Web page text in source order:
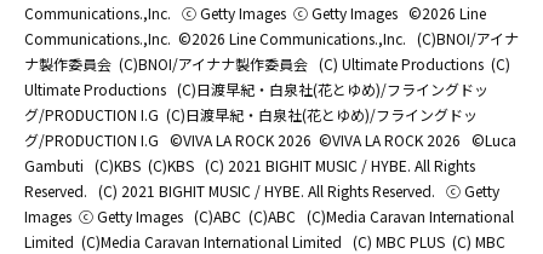
Communications.,Inc. ⓒ Getty Images ⓒ Getty Images ©2026 Line
Communications.,Inc. ©2026 Line Communications.,Inc. (C)BNOI/アイナ
ナ製作委員会 (C)BNOI/アイナナ製作委員会 (C) Ultimate Productions (C)
Ultimate Productions (C)日渡早紀・白泉社(花とゆめ)/フライングドッ
グ/PRODUCTION I.G (C)日渡早紀・白泉社(花とゆめ)/フライングドッ
グ/PRODUCTION I.G ©️VIVA LA ROCK 2026 ©️VIVA LA ROCK 2026 ©Luca
Gambuti (C)KBS (C)KBS (C) 2021 BIGHIT MUSIC / HYBE. All Rights
Reserved. (C) 2021 BIGHIT MUSIC / HYBE. All Rights Reserved. ⓒ Getty
Images ⓒ Getty Images (C)ABC (C)ABC (C)Media Caravan International
Limited (C)Media Caravan International Limited (C) MBC PLUS (C) MBC